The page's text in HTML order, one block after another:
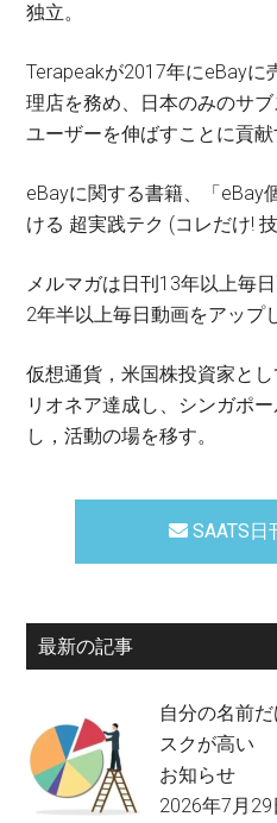
独立。
Terapeakが2017年にeBayに
理店を務め、日本のみのサ
ユーザーを伸ばすことに貢献
eBayに関する書籍、「eBay
ける 超実践テク (コレだけ!
メルマガは日刊13年以上毎
2年半以上毎日動画をアップ
仮想通貨，米国株投資家と
リオネア達成し、シンガポ
し，活動の場を移す。
SAATS日
最新の記事
自分の名前
スクが高い
お知らせ
2026年7月29